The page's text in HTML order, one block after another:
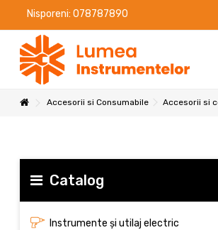
Nisporeni: 078787890
Accesorii si Consumabile Accesorii si
Catalog
Instrumente și utilaj electric